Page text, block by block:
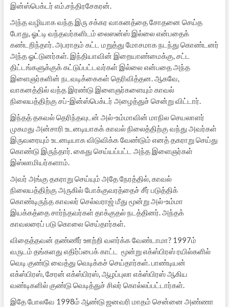
இன்ஸ்பெக்டர் எம்.சந்திரசேகரன்.
அந்த வழியாக வந்த இரு சக்கர வாகனத்தை சோதனை செய்த
போது, ஓட்டி வந்தவர்களிடம் லைஸன்ஸ் இல்லை என்பதைக்
கண்டறிந்தார். அபராதம் கட்ட மறுத்து மோசமாக நடந்து கொண்டனர்
அந்த ஓட்டுனர்கள். இந்தியாவின் இறையாண்மைக்கு, சட்ட
திட்டங்களுக்குக் கட்டுப்பட்டவர்கள் இல்லை என்பதை அந்த
இளைஞர்களின் நடவடிக்கைகள் தெரிவித்தன. ஆகவே,
வாகனத்தில் வந்த இரண்டு இளைஞர்களையும் காவல்
நிலையத்திற்கு சப்-இன்ஸ்பெக்டர் அழைத்துச் சென்று விட்டார்.
இந்தத் தகவல் தெரிந்தவுடன் அல்-உம்மாவின் மாநில செயலாளர்
முகமது அன்சாரி உடனடியாகக் காவல் நிலைத்திற்கு வந்து அவர்கள்
இருவரையும் உடனடியாக விடுவிக்க வேண்டும் எனத் தகராறு செய்து
கொண்டு இருந்தார். கைது செய்யப்பட்ட அந்த இளைஞர்கள்
இஸ்லாமியர்களாம்.
அவர் அங்கு தகராறு செய்யும் அதே நேரத்தில், காவல்
நிலையத்திற்கு அருகில் போக்குவரத்தைச் சீர் படுத்திக்
கொண்டிருந்த காவலர் செல்வராஜ் மீது மூன்று அல்-உம்மா
இயக்கத்தை சார்ந்தவர்கள் தாக்குதல் நடத்தினர். அந்தக்
காவலரைப் படு கொலை செய்தார்கள்.
விதைத்தவன் தண்ணீர் ஊற்றி வளர்க்க வேண்டாமா? 1997ம்
வருடம் தங்களது எதிர்ப்பைக் காட்ட மூன்று எக்ஸ்பிரஸ் ரயில்களில்
வெடி குண்டு வைத்து வெடிக்கச் செய்தார்கள். பாண்டியன்
எக்ஸ்பிரஸ், சேரன் எக்ஸ்பிரஸ், ஆழப்புலா எக்ஸ்பிரஸ் ஆகிய
வண்டிகளில் குண்டு வெடித்துச் சிலர் கொல்லப்பட்டார்கள்.
இதே போலவே 1998ம் ஆண்டு ஜனவரி மாதம் சென்னை அண்ணா